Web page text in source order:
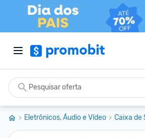
Eletrônicos, Áudio e Vídeo Caixa de